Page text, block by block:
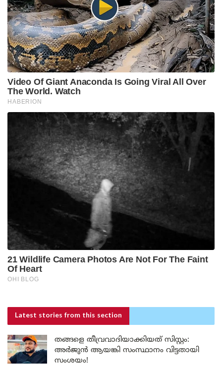
Latest stories from this section
തങ്ങളെ തീവ്രവാദിയാക്കിയത് സിസ്റ്റം:
അർജുൻ ആയങ്കി സംസ്ഥാനം വിട്ടതായി
സംശയം!